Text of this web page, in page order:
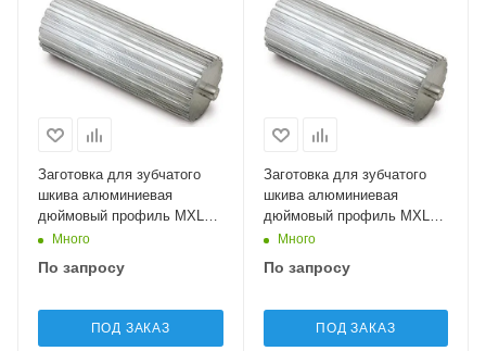
Заготовка для зубчатого
шкива алюминиевая
дюймовый профиль MXL13
SatiМного
По запросу
ПОД ЗАКАЗ
Заготовка для зубчатого
шкива алюминиевая
дюймовый профиль MXL14
SatiМного
По запросу
ПОД ЗАКАЗ